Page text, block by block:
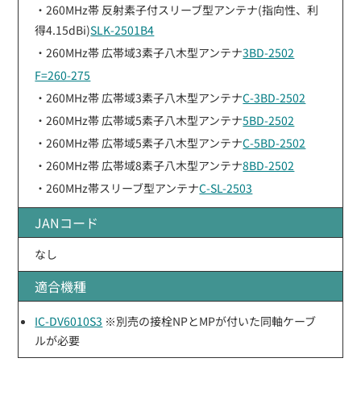
・260MHz帯 反射素子付スリーブ型アンテナ(指向性、利
得4.15dBi)SLK-2501B4
・260MHz帯 広帯域3素子八木型アンテナ3BD-2502
F=260-275
・260MHz帯 広帯域3素子八木型アンテナC-3BD-2502
・260MHz帯 広帯域5素子八木型アンテナ5BD-2502
・260MHz帯 広帯域5素子八木型アンテナC-5BD-2502
・260MHz帯 広帯域8素子八木型アンテナ8BD-2502
・260MHz帯スリーブ型アンテナC-SL-2503
JANコード
なし
適合機種
IC-DV6010S3 ※別売の接栓NPとMPが付いた同軸ケーブ
ルが必要